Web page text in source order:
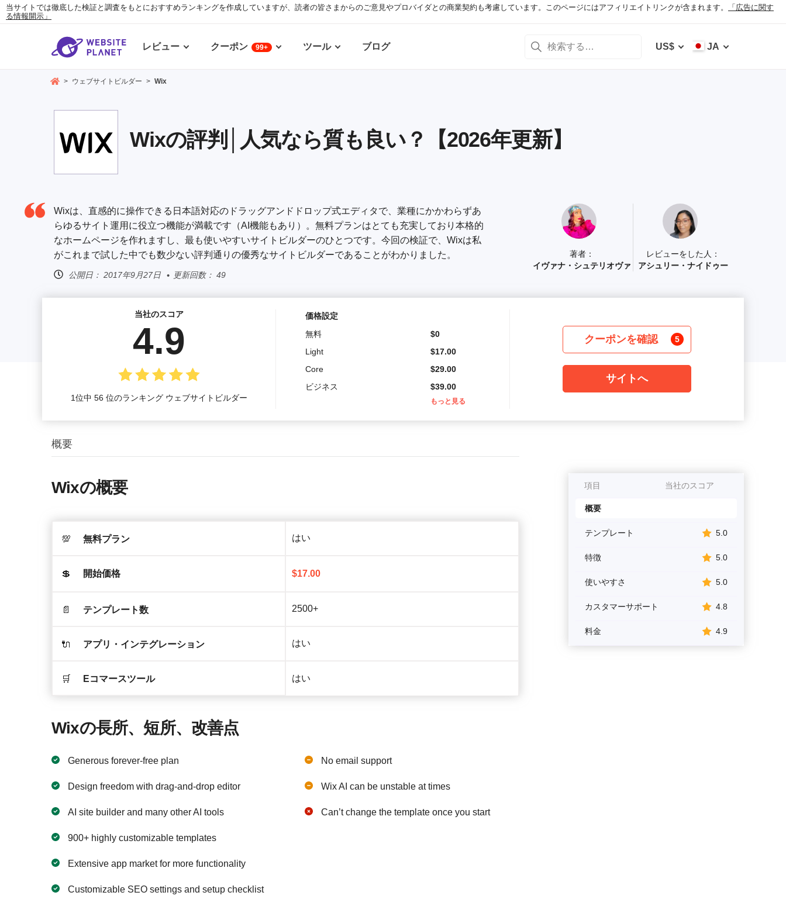
当サイトでは徹底した検証と調査をもとにおすすめランキングを作成していますが、読者の皆さまからのご意見やプロバイダとの商業契約も考慮しています。このページにはアフィリエイトリンクが含まれます。
「広告に関す
る情報開示」
レビュー クーポン 99+ ツール ブログ US$ JA
> ウェブサイトビルダー > Wix
Wixの評判│人気なら質も良い？【2026年更新】
レビューをした人：
アシュリー・ナイドゥー
著者：
イヴァナ・シュテリオヴァ
Wixは、直感的に操作できる日本語対応のドラッグアンドドロップ式エディタで、業種にかかわらずあ
らゆるサイト運用に役立つ機能が満載です（AI機能もあり）。無料プランはとても充実しており本格的
なホームページを作れますし、最も使いやすいサイトビルダーのひとつです。今回の検証で、Wixは私
がこれまで試した中でも数少ない評判通りの優秀なサイトビルダーであることがわかりました。
公開日： 2017年9月27日 更新回数： 49
当社のスコア
4.9
1位中 56 位のランキング ウェブサイトビルダー
価格設定
無料
$0
Light
$17.00
Core
$29.00
ビジネス
$39.00
もっと見る
クーポンを確認 5
サイトへ
概要
Wixの概要
💯 無料プラン はい
💲 開始価格 $17.00
📄 テンプレート数 2500+
🔌 アプリ・インテグレーション はい
🛒 Eコマースツール はい
Wixの長所、短所、改善点
Generous forever-free plan
Design freedom with drag-and-drop editor
AI site builder and many other AI tools
900+ highly customizable templates
Extensive app market for more functionality
Customizable SEO settings and setup checklist
No email support
Wix AI can be unstable at times
Can’t change the template once you start
項目 当社のスコア
概要
テンプレート 5.0
特徴 5.0
使いやすさ 5.0
カスタマーサポート 4.8
料金 4.9